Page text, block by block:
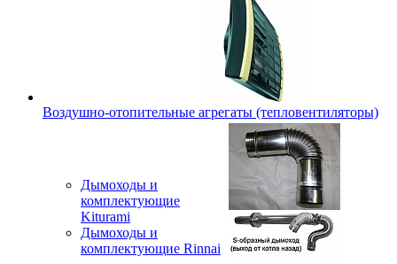
Воздушно-отопительные агрегаты (тепловентиляторы)
Дымоходы и
комплектующие
Kiturami
Дымоходы и
комплектующие Rinnai